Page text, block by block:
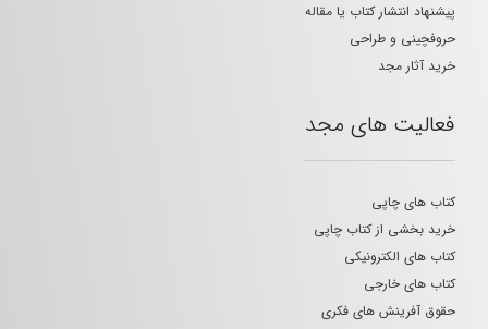
پیشنهاد انتشار کتاب یا مقاله
حروفچینی و طراحی
خرید آثار مجد
فعالیت های مجد
کتاب های چاپی
خرید بخشی از کتاب چاپی
کتاب های الکترونیکی
کتاب های خارجی
حقوق آفرینش های فکری